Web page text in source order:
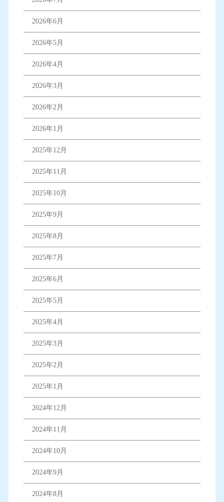
2026年6月
2026年5月
2026年4月
2026年3月
2026年2月
2026年1月
2025年12月
2025年11月
2025年10月
2025年9月
2025年8月
2025年7月
2025年6月
2025年5月
2025年4月
2025年3月
2025年2月
2025年1月
2024年12月
2024年11月
2024年10月
2024年9月
2024年8月